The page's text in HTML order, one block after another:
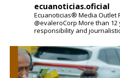
ecuanoticias.oficial
Ecuanoticias® Media Outlet
@evaleroCorp More than
responsibility and